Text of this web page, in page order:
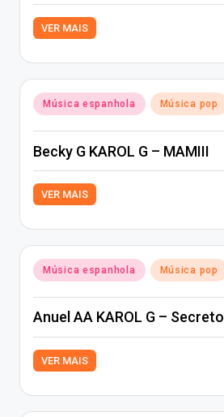
VER MAIS
Posted
in
Música espanhola Música pop
Becky G KAROL G – MAMIII
VER MAIS
Posted
in
Música espanhola Música pop
Anuel AA KAROL G – Secreto
VER MAIS